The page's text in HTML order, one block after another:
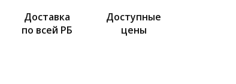
Доставка
по всей РБ
Доступные
цены